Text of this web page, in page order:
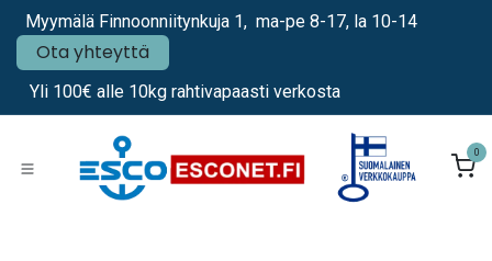
Siirry sisältöön
Myymälä Finnoonniitynkuja 1, ma-pe 8-17, la 10-14
Ota yhteyttä
Yli 100€ alle 10kg rahtivapaasti verkosta
0